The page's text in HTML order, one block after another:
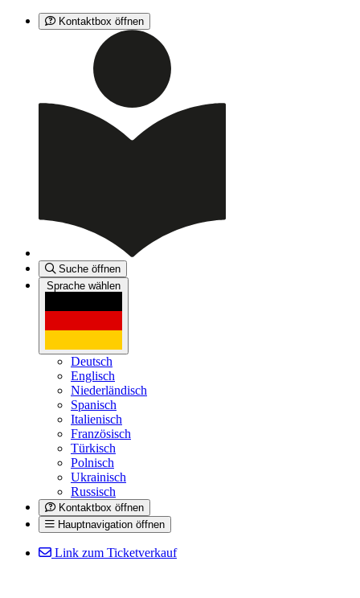
Kontaktbox öffnen
Suche öffnen
Sprache wählen
Deutsch
Englisch
Niederländisch
Spanisch
Italienisch
Französisch
Türkisch
Polnisch
Ukrainisch
Russisch
Kontaktbox öffnen
Hauptnavigation öffnen
Link zum Ticketverkauf